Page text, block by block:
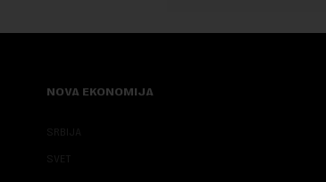
NOVA EKONOMIJA
SRBIJA
SVET